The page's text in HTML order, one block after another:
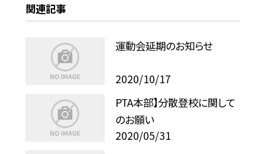
関連記事
運動会延期のお知らせ
2020/10/17
PTA本部】分散登校に関して
のお願い
2020/05/31